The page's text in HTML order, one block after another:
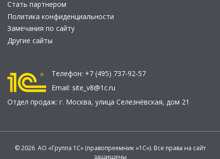
Стать партнером
Политика конфиденциальности
Замечания по сайту
Другие сайты
Телефон: +7 (495) 737-92-57
Email: site_v8@1c.ru
Отдел продаж: г. Москва, улица Селезнёвская, дом 21
© 2026 АО «Группа 1С» (правопреемник «1С»). Все права на сайт
защищены